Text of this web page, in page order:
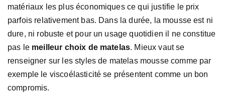
matériaux les plus économiques ce qui justifie le prix
parfois relativement bas. Dans la durée, la mousse est ni
dure, ni robuste et pour un usage quotidien il ne constitue
pas le meilleur choix de matelas. Mieux vaut se
renseigner sur les styles de matelas mousse comme par
exemple le viscoélasticité se présentent comme un bon
compromis.